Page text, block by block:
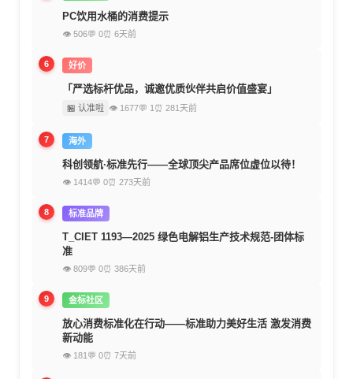
PC饮用水桶的消费提示
👁 506💬 0⏰ 6天前
6 好价
「严选标杆优品，诚邀优质伙伴共启价值盛宴」
🏪 认准啦 👁 1677💬 1 ⏰ 281天前
7 海外
科创领航·标准先行——全球顶尖产品席位虚位以待！
👁 1414💬 0⏰ 273天前
8 标准品牌
T_CIET 1193—2025 绿色电解铝生产技术规范-团体标
准
👁 809💬 0⏰ 386天前
9 金标社区
放心消费标准化在行动——标准助力美好生活 激发消费
新动能
👁 181 💬 0⏰ 7天前